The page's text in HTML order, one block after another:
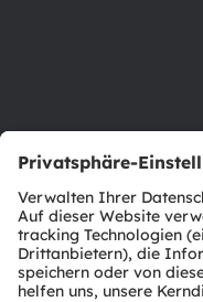
Produkt Selektor
Download Center
Tools
Kundenanfragen
Technischer Support